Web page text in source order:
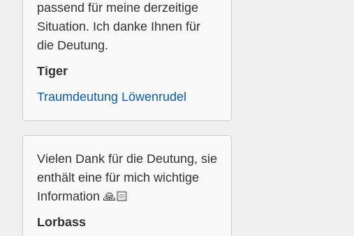
passend für meine derzeitige
Situation. Ich danke Ihnen für
die Deutung.
Tiger
Traumdeutung Löwenrudel
Vielen Dank für die Deutung, sie
enthält eine für mich wichtige
Information 🙏🏻
Lorbass